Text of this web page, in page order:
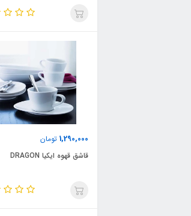
1,290,000 تومان
قاشق قهوه ایکیا DRAGON